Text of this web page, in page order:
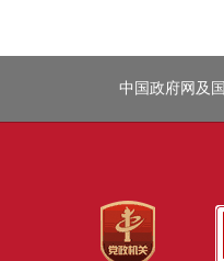
中国政府网及